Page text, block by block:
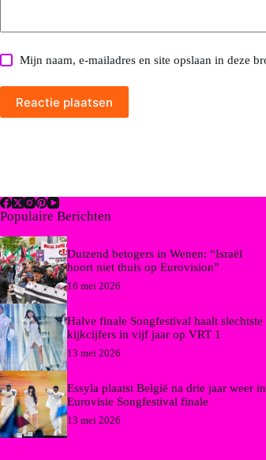
Mijn naam, e-mailadres en site opslaan in deze
Reactie plaatsen
Populaire Berichten
Duizend betogers in Wenen: “Israël
hoort niet thuis op Eurovision”
16 mei 2026
Halve finale Songfestival haalt slechtste
kijkcijfers in vijf jaar op VRT 1
13 mei 2026
Essyla plaatst België na drie jaar weer in
Eurovisie Songfestival finale
13 mei 2026